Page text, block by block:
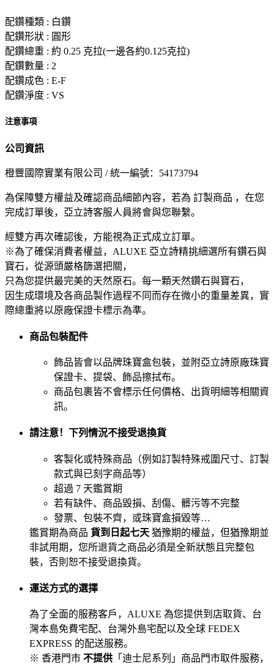
配鑽種類 : 白鑽
配鑽形狀 : 圓形
配鑽總重 : 約 0.25 克拉(一邊各約0.125克拉)
配鑽數量 : 2
配鑽成色 : E-F
配鑽淨度 : VS
注意事項
公司資訊
橙豐國際實業有限公司 / 統一編號：54173794
為保障雙方權益及確認商品細節內容，若為 訂製商品 ，在您
完成訂單後，亞立詩客服人員將會與您聯繫。
經雙方再次確認後，方能視為正式成立訂單。
※為了確保消費者權益，ALUXE 亞立詩精挑細選所有鑽石與
寶石，從源頭嚴格篩選把關，
只為您提供最完美的天然原石。每一顆天然鑽石與寶石，
因生成環境及各商品製作過程不同而存在微小的重量差異，實
際總重將以原廠保證卡標示為準。
商品包裝配件
飾品皆會以品牌珠寶盒包裝，並附亞立詩原廠珠寶
保證卡、提袋、飾品擦拭布。
商品包裹皆不會標示任何價格、出貨明細等相關資
訊。
請注意！下列情況不接受退換貨
客製化或特殊商品（例如訂製特殊戒圍尺寸、訂製
款式與已刻字商品等）
超過 7 天鑑賞期
若有缺件、商品毀損、刮傷、髒污等不完整
發票、包裝不齊，或珠寶盒損毀等…
鑑賞期為商品 貨到日起七天 猶豫期的權益，但猶豫期並
非試用期，您所退貨之商品必須是全新狀態且完整包
裝，否則恕不接受退換貨。
運送方式的選擇
為了全面的服務客戶，ALUXE 為您提供到店取貨、台
灣本島免費宅配、台灣外島宅配以及全球 FEDEX
EXPRESS 的配送服務。
※ 香港門市 不提供 「迪士尼系列」商品門市取件服務，